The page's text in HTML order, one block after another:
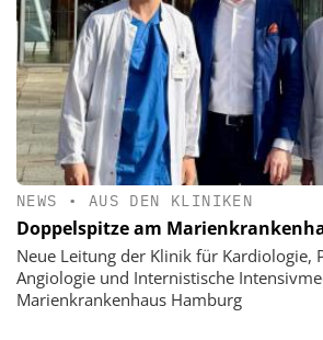
NEWS • AUS DEN KLINIKEN
Doppelspitze am
Neue Leitung der Klinik für Kardiologie,
Angiologie und Internistische
Marienkrankenhaus Hamburg